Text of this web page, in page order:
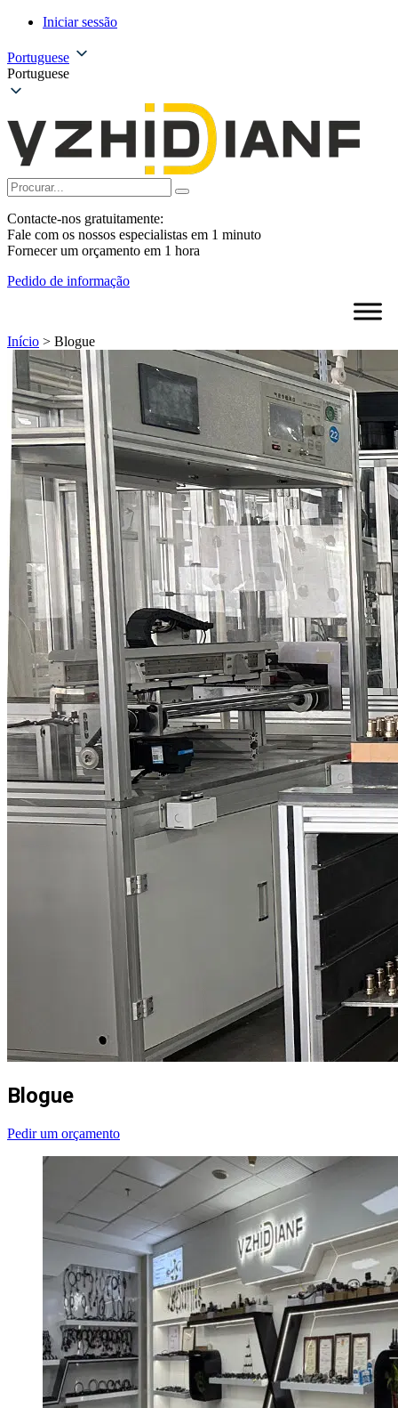
Iniciar sessão
Portuguese
Portuguese
Contacte-nos gratuitamente:
Fale com os nossos especialistas em 1 minuto
Fornecer um orçamento em 1 hora
Pedido de informação
Início > Blogue
Blogue
Pedir um orçamento